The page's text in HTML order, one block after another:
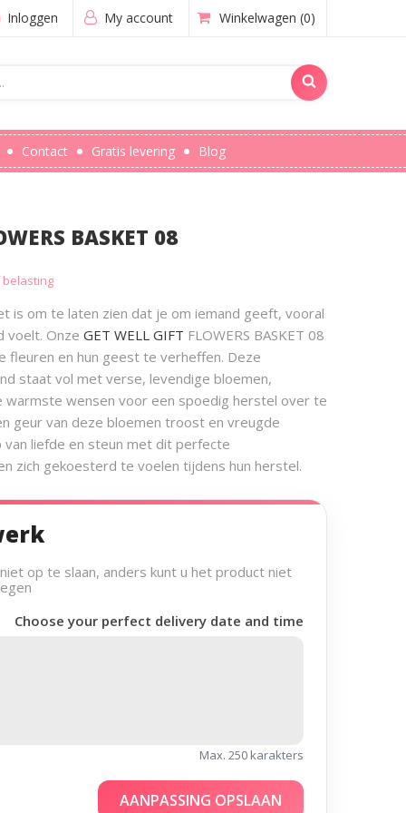
My account
Inloggen Winkelwagen (0)
Contact Gratis levering Blog
BASKET 08
belasting
is om te laten zien dat je om iemand geeft, vooral
voelt. Onze GET WELL GIFT FLOWERS BASKET 08
fleuren en hun geest te verheffen. Deze
staat vol met verse, levendige bloemen,
wensen voor een spoedig herstel over te
geur van deze bloemen troost en vreugde
van liefde en steun met dit perfecte
zich gekoesterd te voelen tijdens hun herstel.
op te slaan, anders kunt u het product niet
Choose your perfect delivery date and time
Max. 250 karakters
AANPASSING OPSLAAN